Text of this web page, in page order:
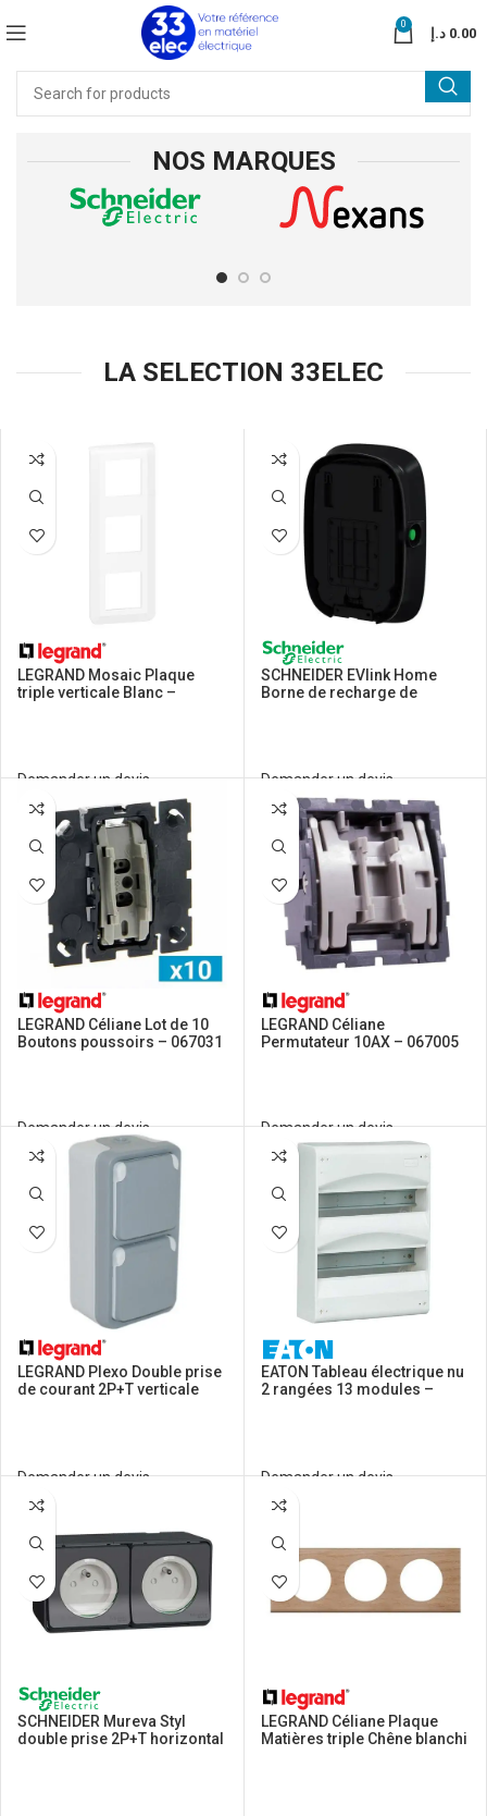
0
0.00 د.إ
NOS MARQUES
LA SELECTION 33ELEC
LEGRAND Mosaic Plaque
triple verticale Blanc –
Demander un devis
SCHNEIDER EVlink Home
Borne de recharge de
Demander un devis
LEGRAND Céliane Lot de 10
Boutons poussoirs – 067031
Demander un devis
LEGRAND Céliane
Permutateur 10AX – 067005
Demander un devis
LEGRAND Plexo Double prise
de courant 2P+T verticale
Demander un devis
EATON Tableau électrique nu
2 rangées 13 modules –
Demander un devis
SCHNEIDER Mureva Styl
double prise 2P+T horizontal
LEGRAND Céliane Plaque
Matières triple Chêne blanchi